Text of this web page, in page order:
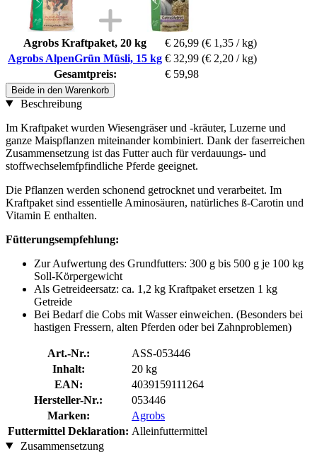
Agrobs Kraftpaket, 20 kg € 26,99 (€ 1,35 / kg)
Agrobs AlpenGrün Müsli, 15 kg € 32,99 (€ 2,20 / kg)
Gesamtpreis:
€ 59,98
Beide in den Warenkorb
Beschreibung
Im Kraftpaket wurden Wiesengräser und -kräuter, Luzerne und
ganze Maispflanzen miteinander kombiniert. Dank der faserreichen
Zusammensetzung ist das Futter auch für verdauungs- und
stoffwechselemfpfindliche Pferde geeignet.
Die Pflanzen werden schonend getrocknet und verarbeitet. Im
Kraftpaket sind essentielle Aminosäuren, natürliches ß-Carotin und
Vitamin E enthalten.
Fütterungsempfehlung:
Zur Aufwertung des Grundfutters: 300 g bis 500 g je 100 kg
Soll-Körpergewicht
Als Getreideersatz: ca. 1,2 kg Kraftpaket ersetzen 1 kg
Getreide
Bei Bedarf die Cobs mit Wasser einweichen. (Besonders bei
hastigen Fressern, alten Pferden oder bei Zahnproblemen)
Art.-Nr.:
ASS-053446
Inhalt:
20 kg
EAN:
4039159111264
Hersteller-Nr.:
053446
Marken:
Agrobs
Futtermittel Deklaration: Alleinfuttermittel
Zusammensetzung